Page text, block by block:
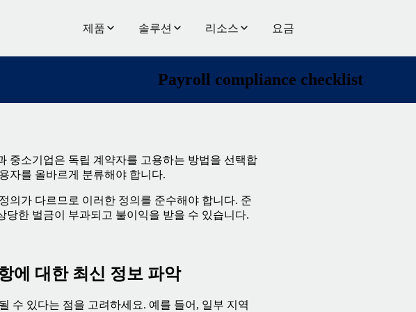
제품 솔루션 리소스 요금
Payroll compliance checklist
중소기업은 독립 계약자를 고용하는 방법을 선택합
자를 올바르게 분류해야 합니다.
의가 다르므로 이러한 정의를 준수해야 합니다. 준
한 벌금이 부과되고 불이익을 받을 수 있습니다.
에 대한 최신 정보 파악
수 있다는 점을 고려하세요. 예를 들어, 일부 지역